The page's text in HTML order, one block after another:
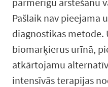
Pašlaik nav pieejama
diagnostikas metode.
biomarķierus urīnā,
atkārtojamu
intensīvās terapijas